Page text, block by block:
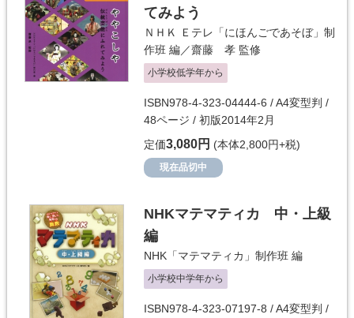
てみよう
ＮＨＫ Ｅテレ「にほんごであそぼ」制
作班 編／齋藤 孝 監修
小学校低学年から
ISBN978-4-323-04444-6 / A4変型判 /
48ページ / 初版2014年2月
定価3,080円 (本体2,800円+税)
現在品切中
NHKマテマティカ 中・上級
編
NHK「マテマティカ」制作班 編
小学校中学年から
ISBN978-4-323-07197-8 / A4変型判 /